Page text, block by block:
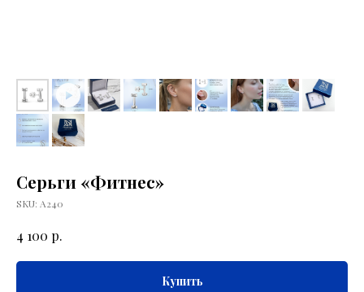
Серьги «Фитнес»
SKU: А240
4 100 р.
Купить